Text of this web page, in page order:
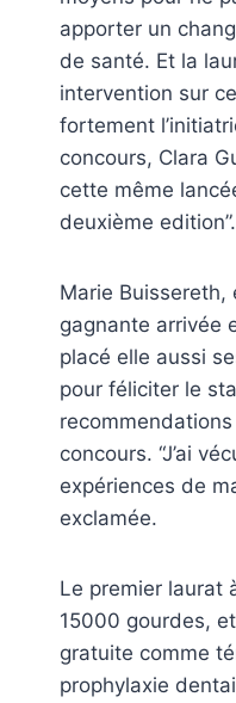
apporter un
de santé. Et la
intervention sur
fortement
concours, Clara
cette même
deuxième edition”.
Marie
gagnante arrivée
placé elle aussi
pour féliciter le
concours. “J’ai
expériences de
exclamée.
Le premier laurat
15000 gourdes,
gratuite comme
prophylaxie